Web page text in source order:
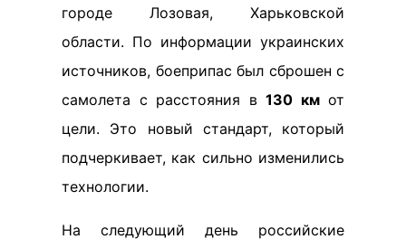
городе Лозовая, Харьковской
области. По информации украинских
источников, боеприпас был сброшен с
самолета с расстояния в 130 кмот
цели. Это новый стандарт, который
подчеркивает, как сильно изменились
технологии.
На следующий день российские